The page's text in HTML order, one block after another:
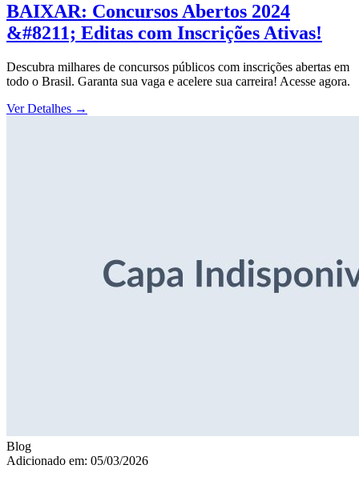
BAIXAR: Concursos Abertos 2024
&#8211; Editas com Inscrições Ativas!
Descubra milhares de concursos públicos com inscrições abertas em
todo o Brasil. Garanta sua vaga e acelere sua carreira! Acesse agora.
Ver Detalhes →
Blog
Adicionado em: 05/03/2026